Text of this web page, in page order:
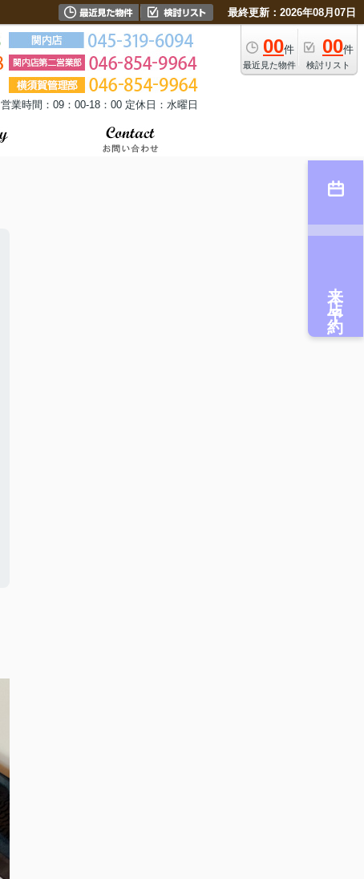
最終更新：2026年08月07日
00件
最近見た物件
00件
検討リスト
営業時間：09：00-18：00 定休日：水曜日
来店予約